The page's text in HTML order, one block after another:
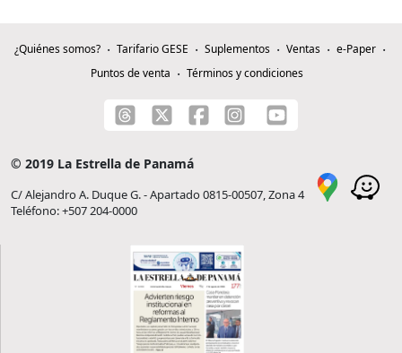
¿Quiénes somos? Tarifario GESE Suplementos Ventas
e-Paper
Puntos de venta
Términos y condiciones
© 2019 La Estrella de Panamá
C/ Alejandro A. Duque G. - Apartado 0815-00507, Zona 4
Teléfono: +507 204-0000